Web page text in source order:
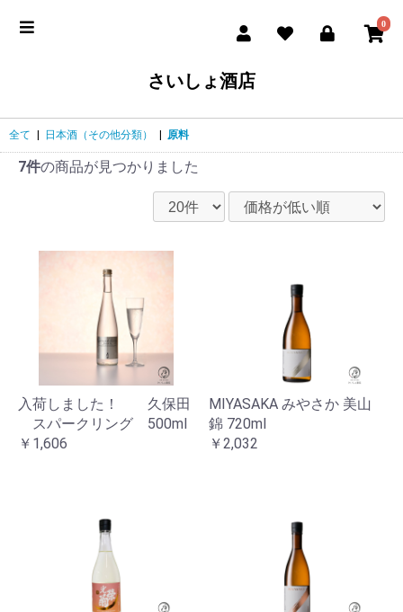
0
さいしょ酒店
全て 日本酒（その他分類） 原料
7件の商品が見つかりました
入荷しました！ 久保田
スパークリング 500ml
￥1,606
MIYASAKA みやさか 美山
錦 720ml
￥2,032